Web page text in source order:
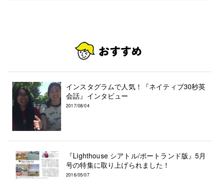
インスタグラムで人気！『ネイティブ30秒英
会話』インタビュー
2017/08/04
『Lighthouse シアトル/ポートランド版』5月
号の特集に取り上げられました！
2016/05/07